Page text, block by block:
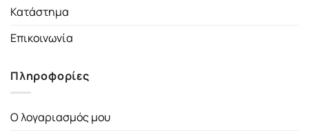
Κατάστημα
Επικοινωνία
Πληροφορίες
Ο λογαριασμός μου